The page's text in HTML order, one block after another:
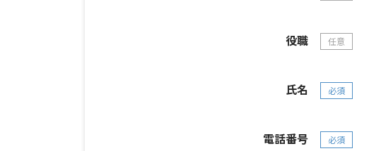
役職 任意
氏名 必須
電話番号 必須